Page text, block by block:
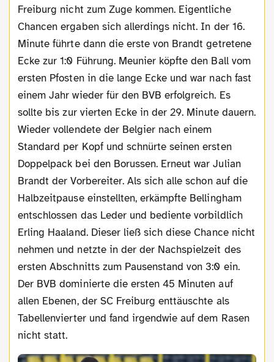
Freiburg nicht zum Zuge kommen. Eigentliche
Chancen ergaben sich allerdings nicht. In der 16.
Minute führte dann die erste von Brandt getretene
Ecke zur 1:0 Führung. Meunier köpfte den Ball vom
ersten Pfosten in die lange Ecke und war nach fast
einem Jahr wieder für den BVB erfolgreich. Es
sollte bis zur vierten Ecke in der 29. Minute dauern.
Wieder vollendete der Belgier nach einem
Standard per Kopf und schnürte seinen ersten
Doppelpack bei den Borussen. Erneut war Julian
Brandt der Vorbereiter. Als sich alle schon auf die
Halbzeitpause einstellten, erkämpfte Bellingham
entschlossen das Leder und bediente vorbildlich
Erling Haaland. Dieser ließ sich diese Chance nicht
nehmen und netzte in der der Nachspielzeit des
ersten Abschnitts zum Pausenstand von 3:0 ein.
Der BVB dominierte die ersten 45 Minuten auf
allen Ebenen, der SC Freiburg enttäuschte als
Tabellenvierter und fand irgendwie auf dem Rasen
nicht statt.